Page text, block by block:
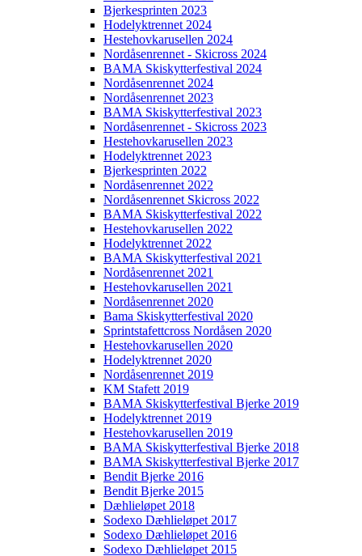
Bjerkesprinten 2023
Hodelyktrennet 2024
Hestehovkarusellen 2024
Nordåsenrennet - Skicross 2024
BAMA Skiskytterfestival 2024
Nordåsenrennet 2024
Nordåsenrennet 2023
BAMA Skiskytterfestival 2023
Nordåsenrennet - Skicross 2023
Hestehovkarusellen 2023
Hodelyktrennet 2023
Bjerkesprinten 2022
Nordåsenrennet 2022
Nordåsenrennet Skicross 2022
BAMA Skiskytterfestival 2022
Hestehovkarusellen 2022
Hodelyktrennet 2022
BAMA Skiskytterfestival 2021
Nordåsenrennet 2021
Hestehovkarusellen 2021
Nordåsenrennet 2020
Bama Skiskytterfestival 2020
Sprintstafettcross Nordåsen 2020
Hestehovkarusellen 2020
Hodelyktrennet 2020
Nordåsenrennet 2019
KM Stafett 2019
BAMA Skiskytterfestival Bjerke 2019
Hodelyktrennet 2019
Hestehovkarusellen 2019
BAMA Skiskytterfestival Bjerke 2018
BAMA Skiskytterfestival Bjerke 2017
Bendit Bjerke 2016
Bendit Bjerke 2015
Dæhlieløpet 2018
Sodexo Dæhlieløpet 2017
Sodexo Dæhlieløpet 2016
Sodexo Dæhlieløpet 2015